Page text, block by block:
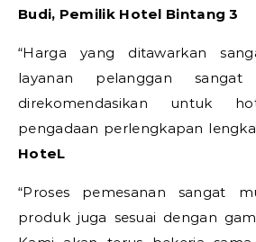
Budi, Pemilik Hotel Bintang 3
“Harga yang ditawarkan
layanan pelanggan
direkomendasikan untuk
pengadaan perlengkapan
HoteL
“Proses pemesanan sangat
produk juga sesuai dengan